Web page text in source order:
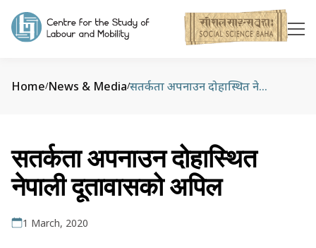
Home/News & Media/ सतर्कता अपनाउन दोहास्थित नेपाली दूतावासको अपिल
सतर्कता अपनाउन दोहास्थित
नेपाली दूतावासको अपिल
1 March, 2020